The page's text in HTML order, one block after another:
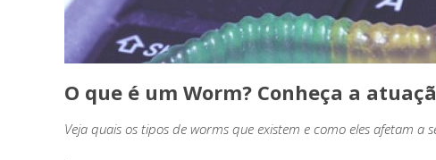
O que é um Worm? Conheça a
Veja quais os tipos de worms que existem e como eles afetam a